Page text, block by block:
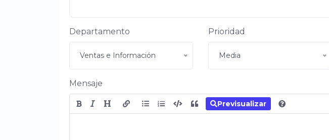
Departamento
Ventas e Información
Prioridad
Media
Mensaje
Previsualizar